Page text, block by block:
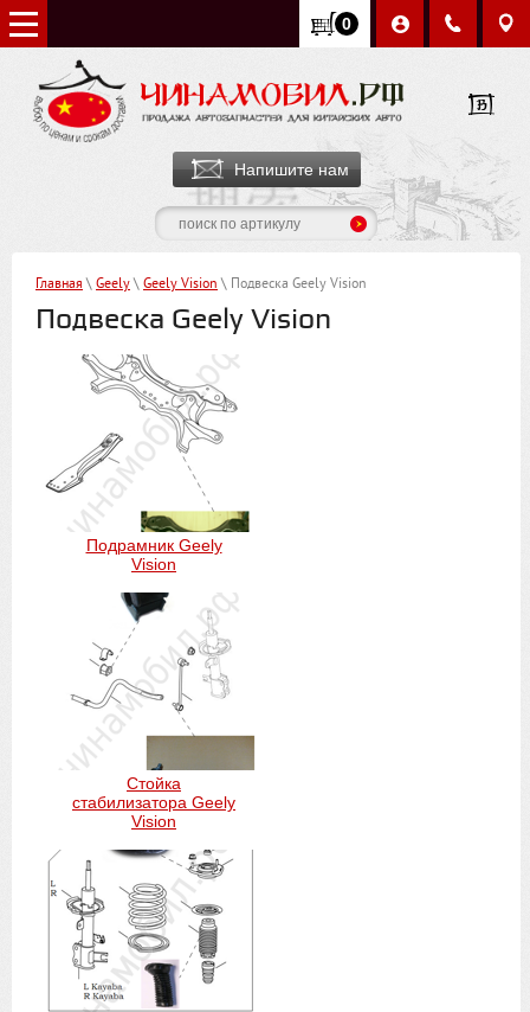
0
Напишите нам
Главная \ Geely \ Geely Vision \ Подвеска Geely Vision
Подвеска Geely Vision
Подрамник Geely
Vision
Стойка
стабилизатора Geely
Vision